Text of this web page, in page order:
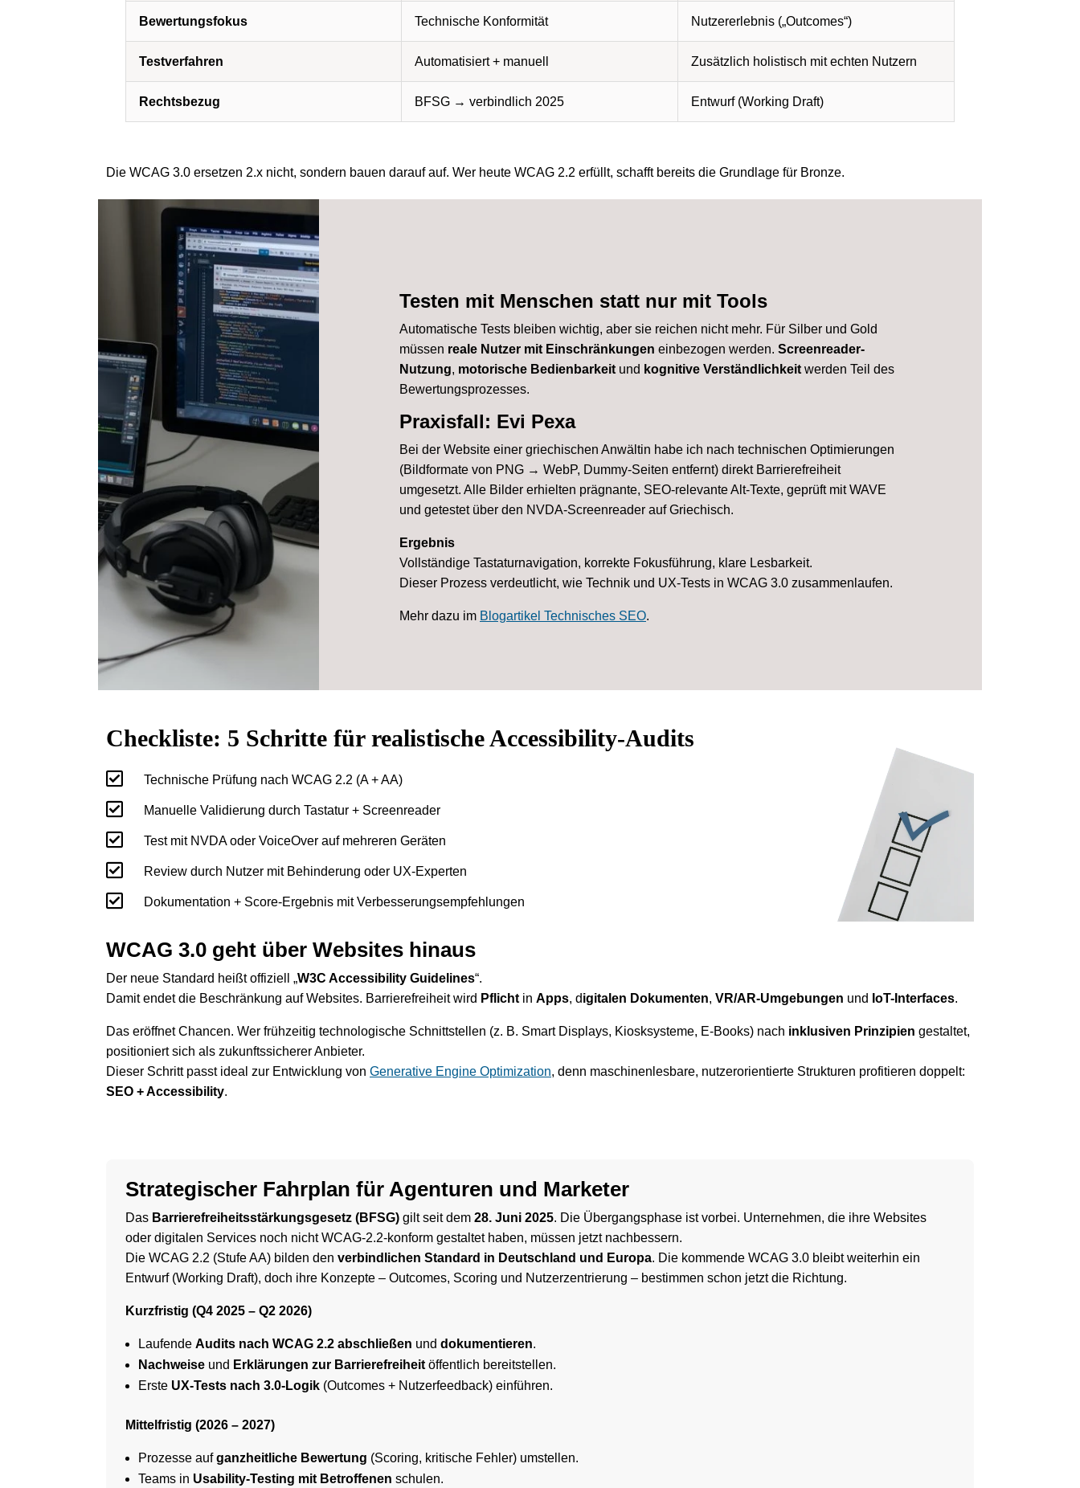
Bewertungsfokus Technische Konformität Nutzererlebnis („Outcomes“)
Testverfahren Automatisiert + manuell Zusätzlich holistisch mit echten Nutzern
Rechtsbezug BFSG → verbindlich 2025 Entwurf (Working Draft)
Die WCAG 3.0 ersetzen 2.x nicht, sondern bauen darauf auf. Wer heute WCAG 2.2 erfüllt, schafft bereits die Grundlage für Bronze.
Testen mit Menschen statt nur mit Tools
Automatische Tests bleiben wichtig, aber sie reichen nicht mehr. Für Silber und Gold
müssen reale Nutzer mit Einschränkungen einbezogen werden. Screenreader-
Nutzung, motorische Bedienbarkeit und kognitive Verständlichkeit werden Teil des
Bewertungsprozesses.
Praxisfall: Evi Pexa
Bei der Website einer griechischen Anwältin habe ich nach technischen Optimierungen
(Bildformate von PNG → WebP, Dummy-Seiten entfernt) direkt Barrierefreiheit
umgesetzt. Alle Bilder erhielten prägnante, SEO-relevante Alt-Texte, geprüft mit WAVE
und getestet über den NVDA-Screenreader auf Griechisch.
Ergebnis
Vollständige Tastaturnavigation, korrekte Fokusführung, klare Lesbarkeit.
Dieser Prozess verdeutlicht, wie Technik und UX-Tests in WCAG 3.0 zusammenlaufen.
Mehr dazu im Blogartikel Technisches SEO.
Checkliste: 5 Schritte für realistische Accessibility-Audits
 Technische Prüfung nach WCAG 2.2 (A + AA)
 Manuelle Validierung durch Tastatur + Screenreader
 Test mit NVDA oder VoiceOver auf mehreren Geräten
 Review durch Nutzer mit Behinderung oder UX-Experten
 Dokumentation + Score-Ergebnis mit Verbesserungsempfehlungen
WCAG 3.0 geht über Websites hinaus
Der neue Standard heißt offiziell „W3C Accessibility Guidelines“.
Damit endet die Beschränkung auf Websites. Barrierefreiheit wird Pflicht in Apps, digitalen Dokumenten, VR/AR-Umgebungen und IoT-Interfaces.
Das eröffnet Chancen. Wer frühzeitig technologische Schnittstellen (z. B. Smart Displays, Kiosksysteme, E-Books) nach inklusiven Prinzipien gestaltet,
positioniert sich als zukunftssicherer Anbieter.
Dieser Schritt passt ideal zur Entwicklung von Generative Engine Optimization, denn maschinenlesbare, nutzerorientierte Strukturen profitieren doppelt:
SEO + Accessibility.
Strategischer Fahrplan für Agenturen und Marketer
Das Barrierefreiheitsstärkungsgesetz (BFSG) gilt seit dem 28. Juni 2025. Die Übergangsphase ist vorbei. Unternehmen, die ihre Websites
oder digitalen Services noch nicht WCAG-2.2-konform gestaltet haben, müssen jetzt nachbessern.
Die WCAG 2.2 (Stufe AA) bilden den verbindlichen Standard in Deutschland und Europa. Die kommende WCAG 3.0 bleibt weiterhin ein
Entwurf (Working Draft), doch ihre Konzepte – Outcomes, Scoring und Nutzerzentrierung – bestimmen schon jetzt die Richtung.
Kurzfristig (Q4 2025 – Q2 2026)
Laufende Audits nach WCAG 2.2 abschließen und dokumentieren.
Nachweise und Erklärungen zur Barrierefreiheit öffentlich bereitstellen.
Erste UX-Tests nach 3.0-Logik (Outcomes + Nutzerfeedback) einführen.
Mittelfristig (2026 – 2027)
Prozesse aufganzheitliche Bewertung (Scoring, kritische Fehler) umstellen.
Teams in Usability-Testing mit Betroffenen schulen.